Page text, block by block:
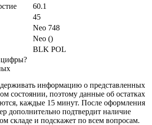
60.1
45
Neo 748
Neo ()
BLK POL
цифры?
информацию о представленных
состоянии, поэтому данные об остатках
каждые 15 минут. После оформления
дополнительно подтвердит наличие
складе и подскажет по всем вопросам.